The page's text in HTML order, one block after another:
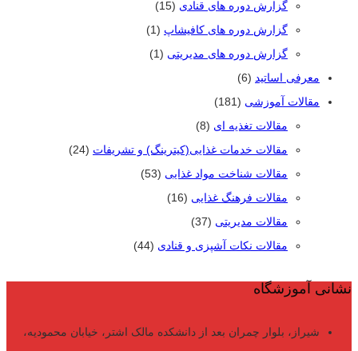
گزارش دوره های قنادی (15)
گزارش دوره های کافیشاپ (1)
گزارش دوره های مدیریتی (1)
معرفی اساتید (6)
مقالات آموزشی (181)
مقالات تغذیه ای (8)
مقالات خدمات غذایی(کیترینگ) و تشریفات (24)
مقالات شناخت مواد غذایی (53)
مقالات فرهنگ غذایی (16)
مقالات مدیریتی (37)
مقالات نکات آشپزی و قنادی (44)
نشانی آموزشگاه
شیراز، بلوار چمران بعد از دانشکده مالک اشتر، خیابان محمودیه،